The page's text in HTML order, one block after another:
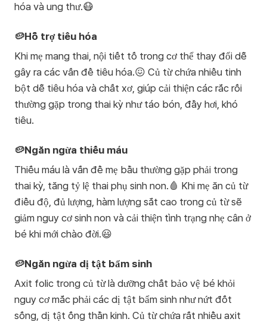
hóa và ung thư.😷
🥔Hỗ trợ tiêu hóa
Khi mẹ mang thai, nội tiết tố trong cơ thể thay đổi dễ
gây ra các vấn đề tiêu hóa.😖 Củ từ chứa nhiều tinh
bột dễ tiêu hóa và chất xơ, giúp cải thiện các rắc rối
thường gặp trong thai kỳ như táo bón, đầy hơi, khó
tiêu.
🥔Ngăn ngừa thiếu máu
Thiếu máu là vấn đề mẹ bầu thường gặp phải trong
thai kỳ, tăng tỷ lệ thai phụ sinh non.🩸 Khi mẹ ăn củ từ
điều độ, đủ lượng, hàm lượng sắt cao trong củ từ sẽ
giảm nguy cơ sinh non và cải thiện tình trạng nhẹ cân ở
bé khi mới chào đời.😃
🥔Ngăn ngừa dị tật bẩm sinh
Axit folic trong củ từ là dưỡng chất bảo vệ bé khỏi
nguy cơ mắc phải các dị tật bẩm sinh như nứt đốt
sống, dị tật ống thần kinh. Củ từ chứa rất nhiều axit